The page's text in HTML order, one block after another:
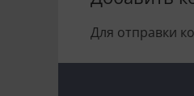
Для отправки